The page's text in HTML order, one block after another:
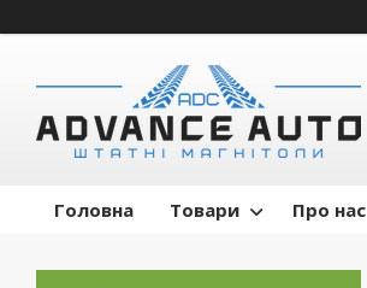
Головна Товари Про нас